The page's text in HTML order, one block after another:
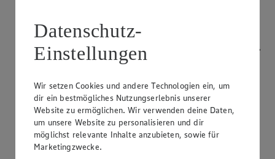
Kategorie: Kochen
Wenn Sie statt lockerem, fluffigen Couscous ein unschönes,
matschiges Ergebnis erhalten, liegt das meist an zu viel
Couscous wurde nicht rich…
weiterlesen
Wie kann ich Blumenkohl kochen?
Datenschutz-
Einstellungen
Wir setzen Cookies und andere Technologien ein, um
dir ein bestmögliches Nutzungserlebnis unserer
Website zu ermöglichen. Wir verwenden deine Daten,
um unsere Website zu personalisieren und dir
möglichst relevante Inhalte anzubieten, sowie für
Marketingzwecke.